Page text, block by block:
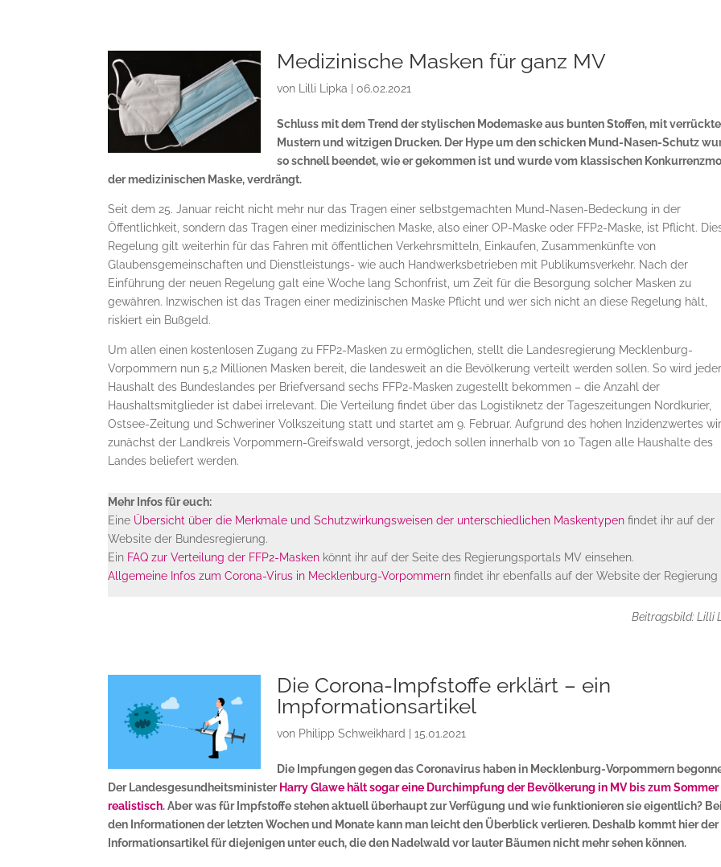
Medizinische Masken für ganz MV
von Lilli Lipka |06.02.2021
Schluss mit dem Trend der stylischen Modemaske aus bunten Stoffen, mit
Mustern und witzigen Drucken. Der Hype um den schicken Mund-Nasen-Schutz
so schnell beendet, wie er gekommen ist und wurde vom klassischen
der medizinischen Maske, verdrängt.
Seit dem 25. Januar reicht nicht mehr nur das Tragen einer selbstgemachten Mund-Nasen-Bedeckung in der
Öffentlichkeit, sondern das Tragen einer medizinischen Maske, also einer OP-Maske oder FFP2-Maske, ist Pflicht.
Regelung gilt weiterhin für das Fahren mit öffentlichen Verkehrsmitteln, Einkaufen, Zusammenkünfte von
Glaubensgemeinschaften und Dienstleistungs- wie auch Handwerksbetrieben mit Publikumsverkehr. Nach der
Einführung der neuen Regelung galt eine Woche lang Schonfrist, um Zeit für die Besorgung solcher Masken zu
gewähren. Inzwischen ist das Tragen einer medizinischen Maske Pflicht und wer sich nicht an diese Regelung hält,
riskiert ein Bußgeld.
Um allen einen kostenlosen Zugang zu FFP2-Masken zu ermöglichen, stellt die Landesregierung Mecklenburg-
Vorpommern nun 5,2 Millionen Masken bereit, die landesweit an die Bevölkerung verteilt werden sollen. So wird jeder
Haushalt des Bundeslandes per Briefversand sechs FFP2-Masken zugestellt bekommen – die Anzahl der
Haushaltsmitglieder ist dabei irrelevant. Die Verteilung findet über das Logistiknetz der Tageszeitungen Nordkurier,
Ostsee-Zeitung und Schweriner Volkszeitung statt und startet am 9. Februar. Aufgrund des hohen Inzidenzwertes
zunächst der Landkreis Vorpommern-Greifswald versorgt, jedoch sollen innerhalb von 10 Tagen alle Haushalte des
Landes beliefert werden.
Mehr Infos für euch:
Eine Übersicht über die Merkmale und Schutzwirkungsweisen der unterschiedlichen Maskentypen findet ihr auf der
Website der Bundesregierung.
Ein FAQ zur Verteilung der FFP2-Masken könnt ihr auf der Seite des Regierungsportals MV einsehen.
Allgemeine Infos zum Corona-Virus in Mecklenburg-Vorpommern findet ihr ebenfalls auf der Website der Regierung
Beitragsbild: Lilli
Die Corona-Impfstoffe erklärt – ein
Impformationsartikel
von Philipp Schweikhard |15.01.2021
Die Impfungen gegen das Coronavirus haben in Mecklenburg-Vorpommern
Der Landesgesundheitsminister Harry Glawe hält sogar eine Durchimpfung der Bevölkerung in MV bis zum
realistisch. Aber was für Impfstoffe stehen aktuell überhaupt zur Verfügung und wie funktionieren sie eigentlich?
den Informationen der letzten Wochen und Monate kann man leicht den Überblick verlieren. Deshalb kommt hier der
Informationsartikel für diejenigen unter euch, die den Nadelwald vor lauter Bäumen nicht mehr sehen können.